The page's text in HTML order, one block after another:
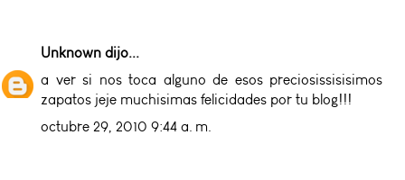
Unknown dijo...
a ver si nos toca alguno de esos preciosissisisimos
zapatos jeje muchisimas felicidades por tu blog!!!
octubre 29, 2010 9:44 a. m.